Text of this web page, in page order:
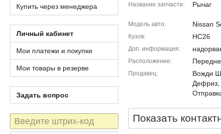
Название запчасти Рычаг
Модель авто Nissan
Кузов HC26
Доп. информация
Расположение
Продавец
Вожди
Дефриз,
Показать
Купить через менеджера
Личный кабинет
Мои платежи и покупки
Мои товары в резерве
Задать вопрос
Штрих-
код